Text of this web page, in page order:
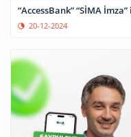
“AccessBank” “SİMA
20-12-2024